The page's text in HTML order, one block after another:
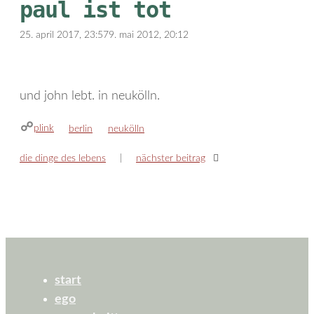
paul ist tot
25. april 2017, 23:579. mai 2012, 20:12
und john lebt. in neukölln.
plink kategorien
berlin schlagwörter
neukölln
die dinge des lebens nächster beitrag
start
ego